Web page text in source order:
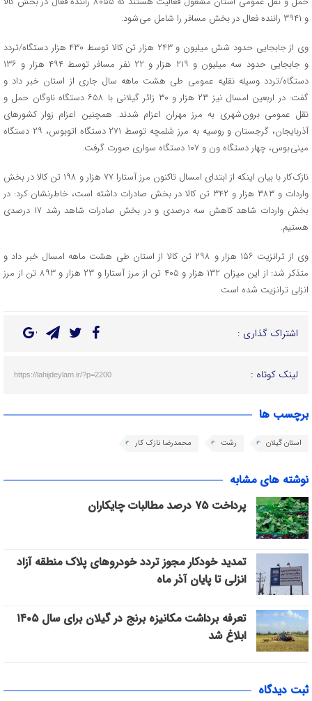
و ۳۹۴۱ راننده فعال در بخش مسافر را شامل می شود.
وی از جابجایی حدود شش میلیون و ۲۴۳ هزار تن کالا توسط ۴۳۰ هزار دستگاه/تردد
و جابجایی حدود سه میلیون و ۲۱۹ هزار و ۲۲ نفر مسافر توسط ۴۹۴ هزار و ۱۳۶
دستگاه/تردد وسیله نقلیه عمومی طی هشت ماهه سال جاری از استان خبر داد و
گفت: در اربعین امسال نیز ۲۳ هزار و ۳۰ زائر گیلانی با ۶۵۸ دستگاه ناوگان حمل و
نقل عمومی برون شهری به مرز مهران اعزام شدند. همچنین اعزام زوار کشورهای
آذربایجان، گرجستان و روسیه به مرز شلمچه توسط ۲۷۱ دستگاه اتوبوس، ۲۹ دستگاه
مینی بوس، چهار دستگاه ون و ۱۰۷ دستگاه سواری صورت گرفت.
نازک کار با بیان اینکه از ابتدای امسال تاکنون مرز آستارا ۷۷ هزار و ۱۹۸ تن کالا در بخش
واردات و ۳۸۳ هزار و ۳۴۲ تن کالا در بخش صادرات داشته است، خاطرنشان کرد: در
بخش واردات شاهد کاهش سه درصدی و در بخش صادرات شاهد رشد ۱۷ درصدی
هستیم.
وی از ترانزیت ۱۵۶ هزار و ۲۹۸ تن کالا از استان طی هشت ماهه امسال خبر داد و
متذکر شد: از این میزان ۱۳۲ هزار و ۴۰۵ تن از مرز آستارا و ۲۳ هزار و ۸۹۳ تن از مرز
انزلی ترانزیت شده است
اشتراک گذاری :
لینک کوتاه : https://lahijdeylam.ir/?p=2200
برچسب ها
استان گیلان رشت محمدرضا نازک کار
نوشته های مشابه
پرداخت ۷۵ درصد مطالبات چایکاران
تمدید خودکار مجوز تردد خودروهای پلاک منطقه آزاد
انزلی تا پایان آذر ماه
تعرفه برداشت مکانیزه برنج در گیلان برای سال ۱۴۰۵
ابلاغ شد
ثبت دیدگاه